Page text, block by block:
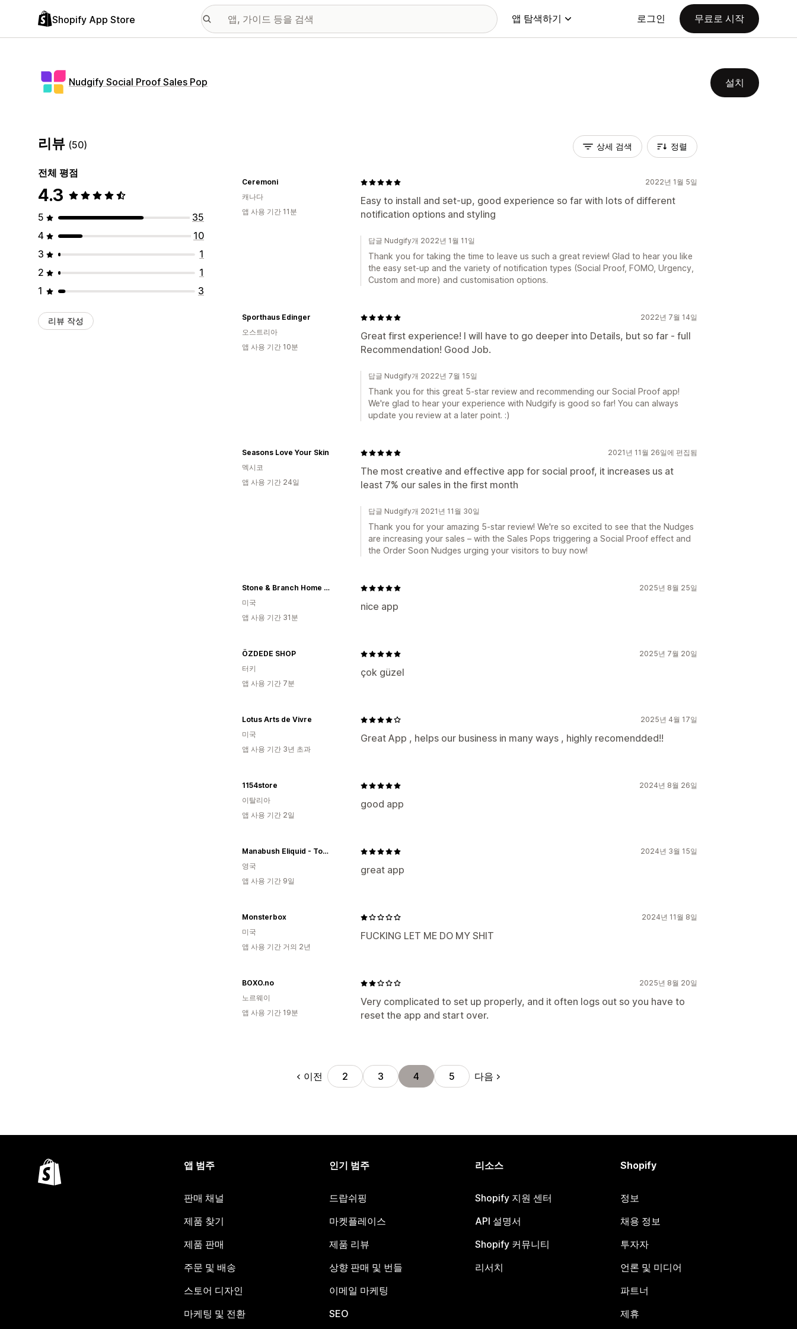
Shopify App Store 앱 탐색하기 로그인 무료로 시작
Nudgify Social Proof Sales Pop 설치
리뷰 (50)
전체 평점
4.3
5
35
4
10
3
1
2
1
1
3
리뷰 작성
상세 검색 정렬
2022년 1월 5일
Easy to install and set-up, good experience so far with lots of different
notification options and styling
Ceremoni
캐나다
앱 사용 기간 11분
답글 Nudgify개 2022년 1월 11일
Thank you for taking the time to leave us such a great review! Glad to hear you like
the easy set-up and the variety of notification types (Social Proof, FOMO, Urgency,
Custom and more) and customisation options.
2022년 7월 14일
Great first experience! I will have to go deeper into Details, but so far - full
Recommendation! Good Job.
Sporthaus Edinger
오스트리아
앱 사용 기간 10분
답글 Nudgify개 2022년 7월 15일
Thank you for this great 5-star review and recommending our Social Proof app!
We're glad to hear your experience with Nudgify is good so far! You can always
update you review at a later point. :)
2021년 11월 26일에 편집됨
The most creative and effective app for social proof, it increases us at
least 7% our sales in the first month
Seasons Love Your Skin
멕시코
앱 사용 기간 24일
답글 Nudgify개 2021년 11월 30일
Thank you for your amazing 5-star review! We're so excited to see that the Nudges
are increasing your sales – with the Sales Pops triggering a Social Proof effect and
the Order Soon Nudges urging your visitors to buy now!
2025년 8월 25일
nice app
Stone & Branch Home Co
미국
앱 사용 기간 31분
2025년 7월 20일
çok güzel
ÖZDEDE SHOP
터키
앱 사용 기간 7분
2025년 4월 17일
Great App , helps our business in many ways , highly recomendded!!
Lotus Arts de Vivre
미국
앱 사용 기간 3년 초과
2024년 8월 26일
good app
1154store
이탈리아
앱 사용 기간 2일
2024년 3월 15일
great app
Manabush Eliquid - Tobacco E-liquid and Vape Juice
영국
앱 사용 기간 9일
2024년 11월 8일
FUCKING LET ME DO MY SHIT
Monsterbox
미국
앱 사용 기간 거의 2년
2025년 8월 20일
Very complicated to set up properly, and it often logs out so you have to
reset the app and start over.
BOXO.no
노르웨이
앱 사용 기간 19분
이전 2 3 4 5 다음
앱 범주
판매 채널
제품 찾기
제품 판매
주문 및 배송
스토어 디자인
마케팅 및 전환
인기 범주
드랍쉬핑
마켓플레이스
제품 리뷰
상향 판매 및 번들
이메일 마케팅
SEO
리소스
Shopify 지원 센터
API 설명서
Shopify 커뮤니티
리서치
Shopify
정보
채용 정보
투자자
언론 및 미디어
파트너
제휴